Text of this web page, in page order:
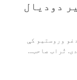
دودیال
وروستیو کې
تُراب صاحب...